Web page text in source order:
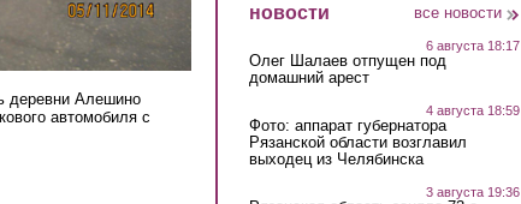
деревни Алешино
автомобиля с
новости все новости
6 августа 18:17
Олег Шалаев отпущен под
домашний арест
4 августа 18:59
Фото: аппарат губернатора
Рязанской области возглавил
выходец из Челябинска
3 августа 19:36